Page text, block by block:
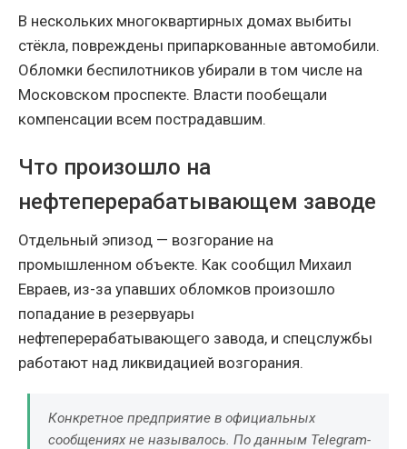
В нескольких многоквартирных домах выбиты
стёкла, повреждены припаркованные автомобили.
Обломки беспилотников убирали в том числе на
Московском проспекте. Власти пообещали
компенсации всем пострадавшим.
Что произошло на
нефтеперерабатывающем заводе
Отдельный эпизод — возгорание на
промышленном объекте. Как сообщил Михаил
Евраев, из-за упавших обломков произошло
попадание в резервуары
нефтеперерабатывающего завода, и спецслужбы
работают над ликвидацией возгорания.
Конкретное предприятие в официальных
сообщениях не называлось. По данным Telegram-